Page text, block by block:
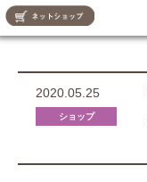
2020.05.25
ショップ